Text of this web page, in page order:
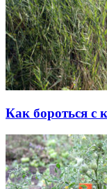
Как бороться с